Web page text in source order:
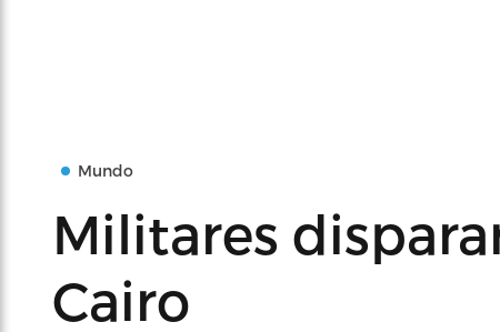
Mundo
Militares
Cairo